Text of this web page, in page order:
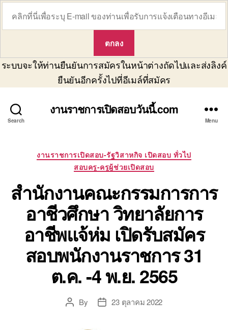
ระบบจะให้ท่านยืนยันการสมัครในหน้าต่างถัดไปและส่งลิงค์
ยืนยันอีกครั้งไปที่อีเมล์ที่สมัคร
Search
งานราชการเปิดสอบวันนี้.com
Menu
Categories
งานราชการเปิดสอบ-รัฐวิสาหกิจ เปิดสอบ ทั่วไป
สอบครู-ครูผู้ช่วยเปิดสอบ
สำนักงานคณะกรรมการการ
อาชีวศึกษา วิทยาลัยการ
อาชีพแจ้ห่ม เปิดรับสมัคร
สอบพนักงานราชการ 31
ต.ค. -4 พ.ย. 2565
PostBy
Post23 ตุลาคม 2022